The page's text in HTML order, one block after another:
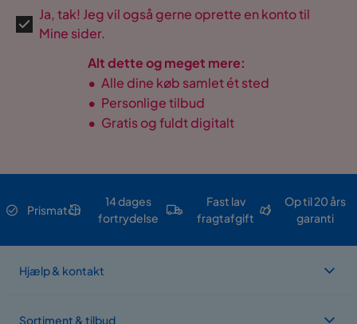
Ja, tak! Jeg vil også gerne oprette en konto til
Mine sider.
Alt dette og meget mere:
• Alle dine køb samlet ét sted
• Personlige tilbud
• Gratis og fuldt digitalt
Prismatch
14 dages
fortrydelse
Fast lav
fragtafgift
Op til 20 års
garanti
Hjælp & kontakt
Sortiment & tilbud